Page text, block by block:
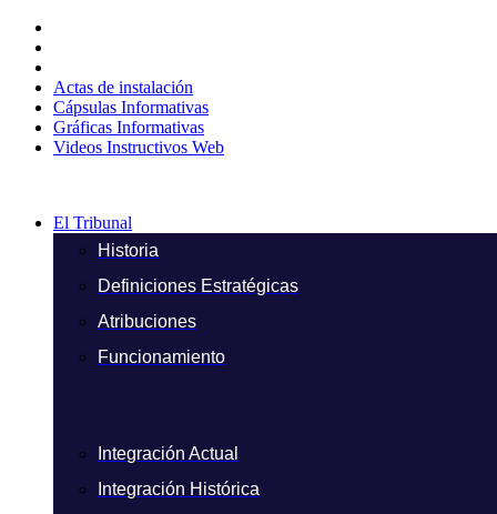
contenido
Actas de instalación
Cápsulas Informativas
Gráficas Informativas
Videos Instructivos Web
El Tribunal
Historia
Definiciones Estratégicas
Atribuciones
Funcionamiento
Integración Actual
Integración Histórica